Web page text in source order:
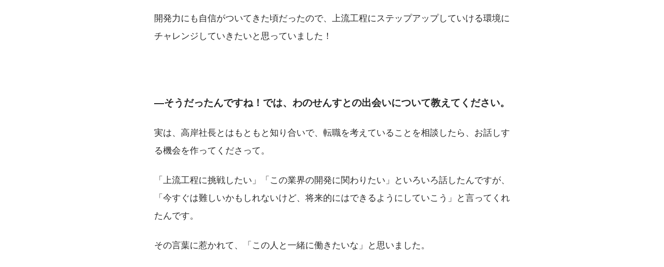
開発力にも自信がついてきた頃だったので、上流工程にステップアップしていける環境に
チャレンジしていきたいと思っていました！
―そうだったんですね！では、わのせんすとの出会いについて教えてください。
実は、高岸社長とはもともと知り合いで、転職を考えていることを相談したら、お話しす
る機会を作ってくださって。
「上流工程に挑戦したい」「この業界の開発に関わりたい」といろいろ話したんですが、
「今すぐは難しいかもしれないけど、将来的にはできるようにしていこう」と言ってくれ
たんです。
その言葉に惹かれて、「この人と一緒に働きたいな」と思いました。